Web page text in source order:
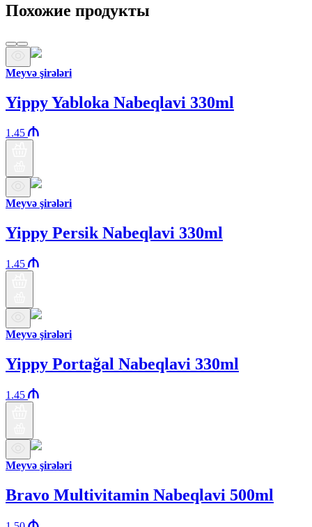
Похожие продукты
Meyvə şirələri
Yippy Yabloka Nabeqlavi 330ml
1.45
Meyvə şirələri
Yippy Persik Nabeqlavi 330ml
1.45
Meyvə şirələri
Yippy Portağal Nabeqlavi 330ml
1.45
Meyvə şirələri
Bravo Multivitamin Nabeqlavi 500ml